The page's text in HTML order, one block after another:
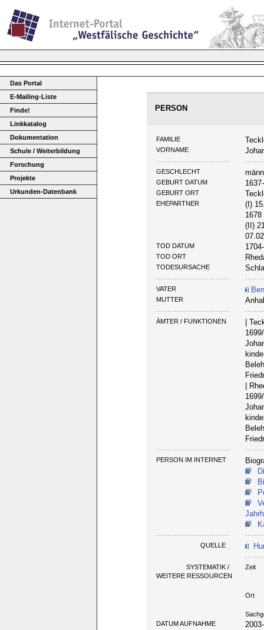
Das Portal
E-Mailing-Liste
Finde!
Linkkatalog
Dokumentation
Schule / Weiterbildung
Forschung
Projekte
Urkunden-Datenbank
PERSON
FAMILIE
VORNAME
GESCHLECHT
GEBURT DATUM
GEBURT ORT
EHEPARTNER
(I)
(II)
TOD DATUM
TOD ORT
TODESURSACHE
VATER
MUTTER
ÄMTER / FUNKTIONEN
|
|
PERSON IM INTERNET
QUELLE
SYSTEMATIK /
WEITERE RESSOURCEN
Zeit
Ort
DATUM AUFNAHME